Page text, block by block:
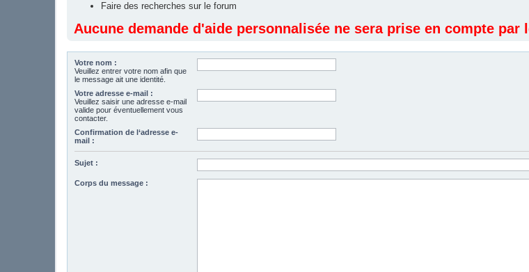
Faire des recherches sur le forum
Aucune demande d'aide personnalisée ne sera prise en compte par
Votre nom :
Veuillez entrer votre nom afin que
le message ait une identité.
Votre adresse e-mail :
Veuillez saisir une adresse e-mail
valide pour éventuellement vous
contacter.
Confirmation de l‘adresse e-
mail :
Sujet :
Corps du message :